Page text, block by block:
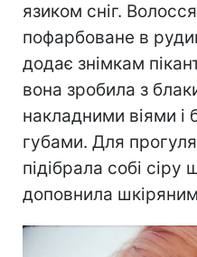
язиком сніг.
пофарбоване в
додає знімкам
вона зробила з
накладними віями
губами. Для
підібрала собі сіру
доповнила